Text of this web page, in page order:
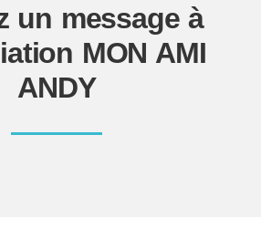
un message à
MON AMI
ANDY